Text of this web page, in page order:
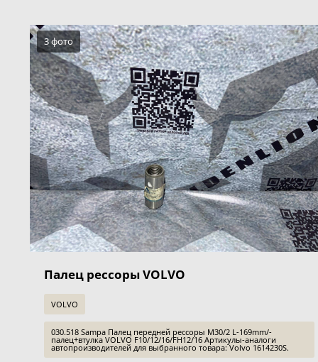
3 фото
Палец рессоры VOLVO
VOLVO
030.518 Sampa Палец передней рессоры M30/2 L-169mm/-
палец+втулка VOLVO F10/12/16/FH12/16 Артикулы-аналоги
автопроизводителей для выбранного товара: Volvo 1614230S.